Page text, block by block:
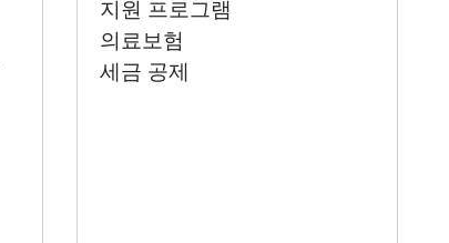
지원 프로그램
의료보험
세금 공제